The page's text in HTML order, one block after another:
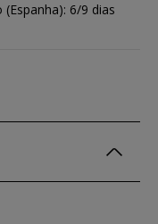
6/9 dias